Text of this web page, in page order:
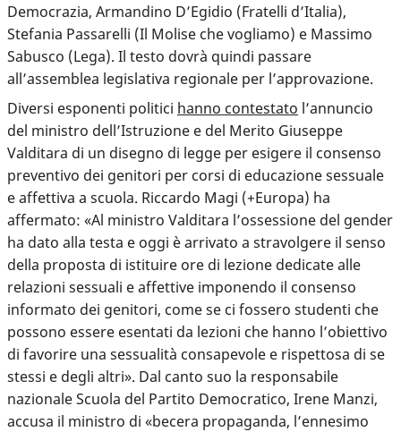
Democrazia, Armandino D’Egidio (Fratelli d’Italia),
Stefania Passarelli (Il Molise che vogliamo) e Massimo
Sabusco (Lega). Il testo dovrà quindi passare
all’assemblea legislativa regionale per l’approvazione.
Diversi esponenti politici hanno contestato l’annuncio
del ministro dell’Istruzione e del Merito Giuseppe
Valditara di un disegno di legge per esigere il consenso
preventivo dei genitori per corsi di educazione sessuale
e affettiva a scuola. Riccardo Magi (+Europa) ha
affermato: «Al ministro Valditara l’ossessione del gender
ha dato alla testa e oggi è arrivato a stravolgere il senso
della proposta di istituire ore di lezione dedicate alle
relazioni sessuali e affettive imponendo il consenso
informato dei genitori, come se ci fossero studenti che
possono essere esentati da lezioni che hanno l’obiettivo
di favorire una sessualità consapevole e rispettosa di se
stessi e degli altri». Dal canto suo la responsabile
nazionale Scuola del Partito Democratico, Irene Manzi,
accusa il ministro di «becera propaganda, l’ennesimo